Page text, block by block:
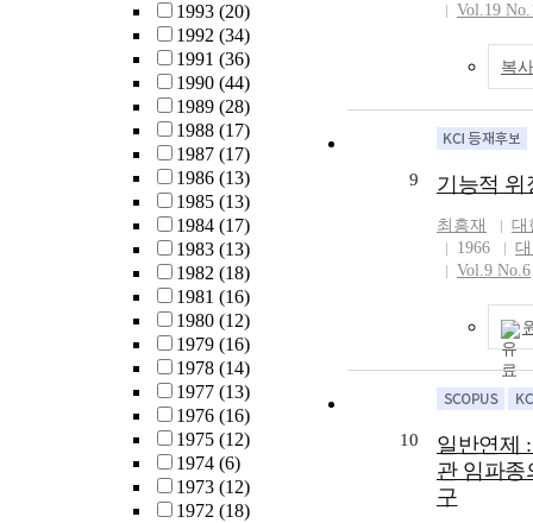
1993 (20)
1992 (34)
1991 (36)
1990 (44)
1989 (28)
1988 (17)
1987 (17)
1986 (13)
1985 (13)
1984 (17)
1983 (13)
1982 (18)
1981 (16)
1980 (12)
1979 (16)
1978 (14)
1977 (13)
1976 (16)
1975 (12)
1974 (6)
1973 (12)
1972 (18)
Vol.19
복
9 기능적 위
최흥재
대
1966
Vol.9 No.6
10
일반연제
관 임파종
구